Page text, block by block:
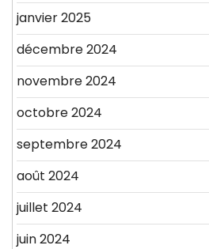
janvier 2025
décembre 2024
novembre 2024
octobre 2024
septembre 2024
août 2024
juillet 2024
juin 2024